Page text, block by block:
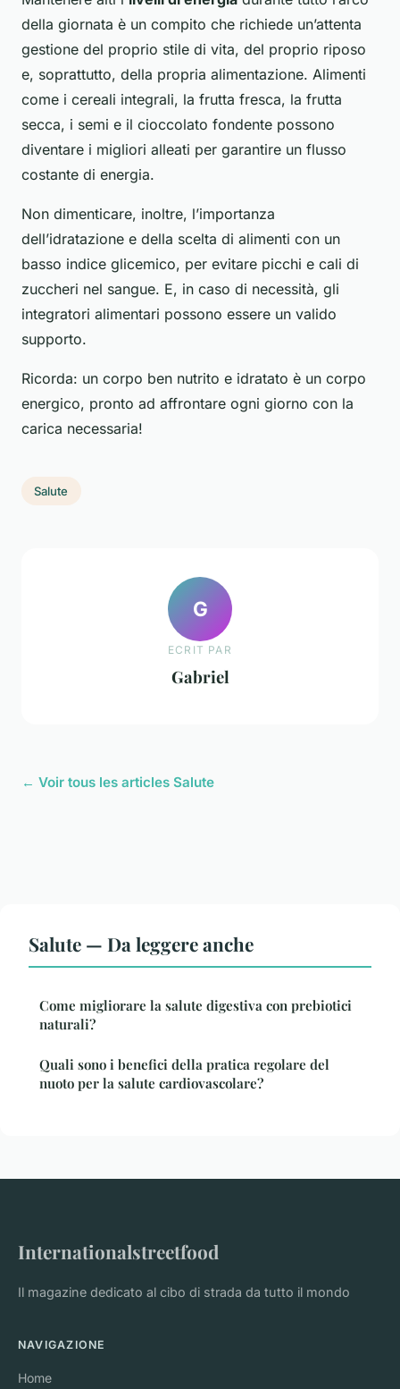
della giornata è un compito che richiede un’attenta
gestione del proprio stile di vita, del proprio riposo
e, soprattutto, della propria alimentazione. Alimenti
come i cereali integrali, la frutta fresca, la frutta
secca, i semi e il cioccolato fondente possono
diventare i migliori alleati per garantire un flusso
costante di energia.
Non dimenticare, inoltre, l’importanza
dell’idratazione e della scelta di alimenti con un
basso indice glicemico, per evitare picchi e cali di
zuccheri nel sangue. E, in caso di necessità, gli
integratori alimentari possono essere un valido
supporto.
Ricorda: un corpo ben nutrito e idratato è un corpo
energico, pronto ad affrontare ogni giorno con la
carica necessaria!
Salute
G
ECRIT PAR
Gabriel
← Voir tous les articles Salute
Salute — Da leggere anche
Come migliorare la salute digestiva con prebiotici
naturali?
Quali sono i benefici della pratica regolare del
nuoto per la salute cardiovascolare?
Internationalstreetfood
Il magazine dedicato al cibo di strada da tutto il mondo
NAVIGAZIONE
Home